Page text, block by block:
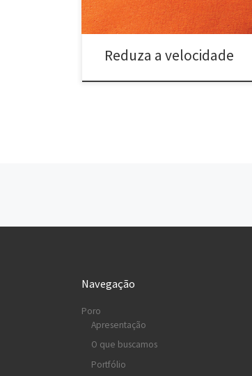
Reduza a velocidade
Navegação
Poro
Apresentação
O que buscamos
Portfólio